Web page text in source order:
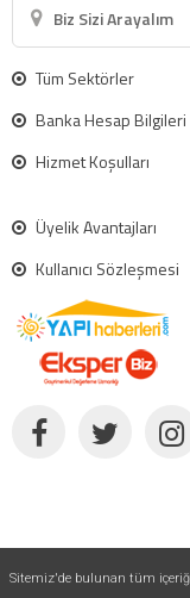
Biz Sizi Arayalım
Tüm Sektörler
Banka Hesap Bilgileri
Hizmet Koşulları
Üyelik Avantajları
Kullanıcı Sözleşmesi
Sitemiz'de bulunan tüm